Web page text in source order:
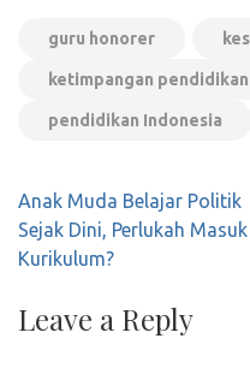
guru honorer
ketimpangan pendidikan
pendidikan Indonesia
Post
navigation
Anak Muda Belajar Politik
Sejak Dini, Perlukah Masuk
Kurikulum?
Leave a Reply